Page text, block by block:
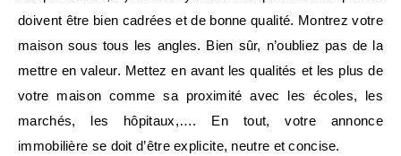
doivent être bien cadrées et de bonne qualité. Montrez votre
maison sous tous les angles. Bien sûr, n’oubliez pas de la
mettre en valeur. Mettez en avant les qualités et les plus de
votre maison comme sa proximité avec les écoles, les
marchés, les hôpitaux,…. En tout, votre annonce
immobilière se doit d’être explicite, neutre et concise.